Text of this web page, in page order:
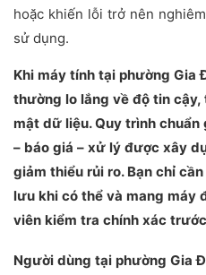
hoặc khiến lỗi trở nên
sử dụng.
Khi máy tính tại phường Gia
thường lo lắng về độ tin
mật dữ liệu. Quy trình
– báo giá – xử lý được xây
giảm thiểu rủi ro. Bạn chỉ
lưu khi có thể và mang máy
viên kiểm tra chính xác
Người dùng tại phường Gia